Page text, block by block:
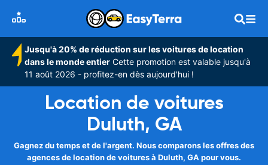
Jusqu'à 20% de réduction sur les voitures de location
dans le monde entier Cette promotion est valable jusqu'à
11 août 2026 - profitez-en dès aujourd'hui !
Location de voitures
Duluth, GA
Gagnez du temps et de l'argent. Nous comparons les offres des
agences de location de voitures à Duluth, GA pour vous.